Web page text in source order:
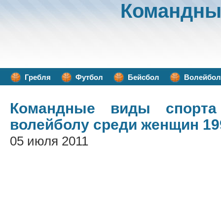
Гребля Футбол Бейсбол Волейбол
Командные виды спорта
волейболу среди женщин
05 июля 2011